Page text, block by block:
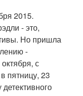
2015.
- это,
Но пришла
-
с
пятницу, 23